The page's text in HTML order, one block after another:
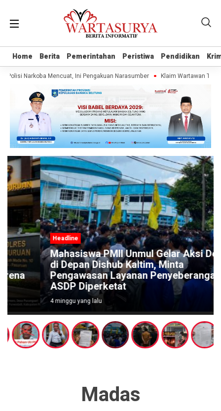
Home Berita Pemerintahan Peristiwa Pendidikan
Home Berita Pemerintahan Peristiwa Pendidikan
Narkoba Mencuat, Ini Pengakuan Narasumber Klaim Wartawan Tanpa
Headline
Mahasiswa PMII Unmul Gelar Aksi Demo
di Depan Dishub Kaltim, Minta
Pengawasan Layanan Penyeberangan
ASDP Diperketat
4 minggu yang lalu
Madas